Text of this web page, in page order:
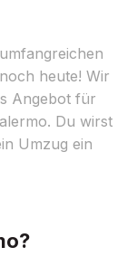
heute! Wir
Angebot für
Du wirst
Umzug ein